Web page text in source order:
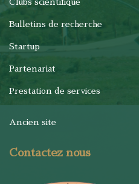
Clubs scientifique
Bulletins de recherche
Startup
Partenariat
Prestation de services
Ancien site
Contactez nous